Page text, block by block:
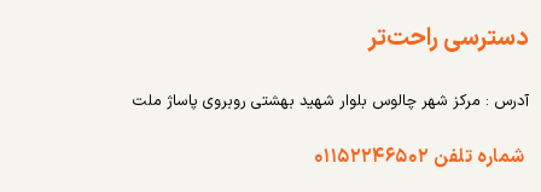
دسترسی راحت‌تر
آدرس : مرکز شهر چالوس بلوار شهید بهشتی روبروی پاساژ ملت
شماره تلفن ۰۱۱۵۲۲۴۶۵۰۲